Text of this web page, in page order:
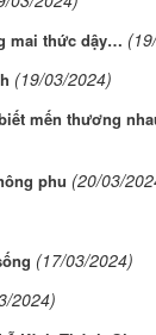
mai thức dậy…
(19/03/2024)
mến thương
phu (20/03/
(17/03/2024)
2024)